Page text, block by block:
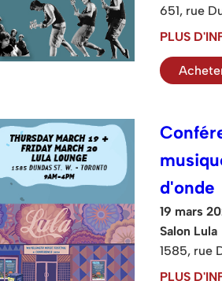
651, rue
PLUS
d'onde
19 mars
Salon Lula
1585, rue
PLUS